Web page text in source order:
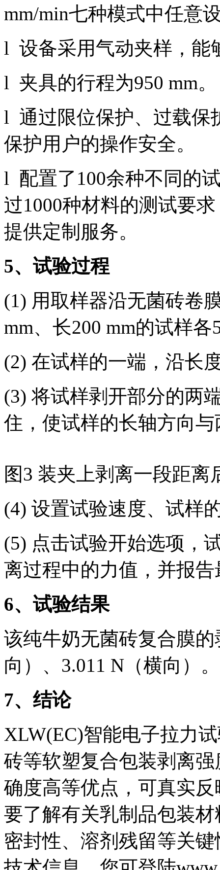
mm/min七种模式中任意
l 设备采用气动夹样，能
l 夹具的行程为950 mm。
l 通过限位保护、过载保
保护用户的操作安全。
l 配置了100余种不同的
过1000种材料的测试要
提供定制服务。
5、试验过程
(1) 用取样器沿无菌砖卷
mm、长200 mm的试样各
(2) 在试样的一端，沿长
(3) 将试样剥开部分的两
住，使试样的长轴方向
图3 装夹上剥离一段距离
(4) 设置试验速度、试样
(5) 点击试验开始选项，
离过程中的力值，并报
6、试验结果
该纯牛奶无菌砖复合膜
向）、3.011 N（横向）。
7、结论
XLW(EC)智能电子拉力
砖等软塑复合包装剥离
确度高等优点，可真实
要了解有关乳制品包装
密封性、溶剂残留等关